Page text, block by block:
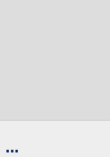
...